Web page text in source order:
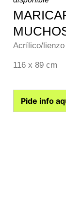
Acrílico/lienzo
116 x 89 cm
Pide info